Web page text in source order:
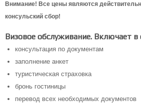
Внимание! Все цены являются
консульский сбор!
Визовое обслуживание. Включает в
консультация по документам
заполнение анкет
туристическая страховка
бронь гостиницы
перевод всех необходимых документов